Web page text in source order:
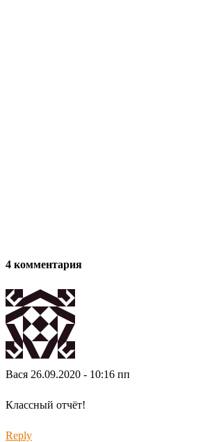
4 комментария
Вася 26.09.2020 - 10:16 пп
Классный отчёт!
Reply